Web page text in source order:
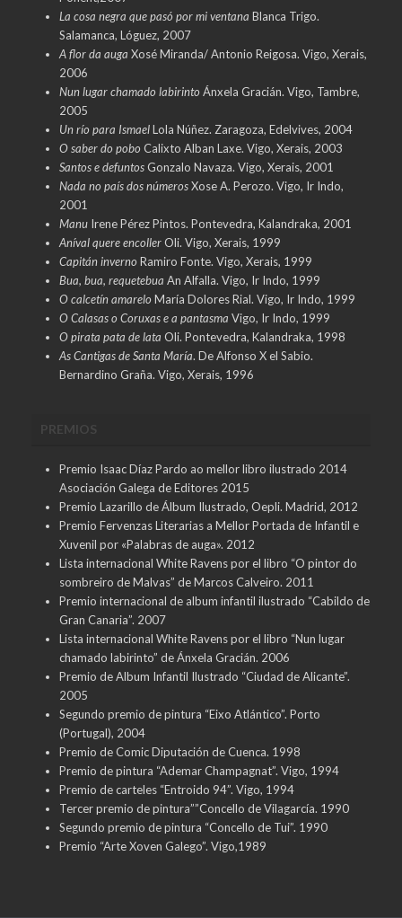
La cosa negra que pasó por mi ventana Blanca Trigo.
Salamanca, Lóguez, 2007
A flor da auga Xosé Miranda/ Antonio Reigosa. Vigo, Xerais,
2006
Nun lugar chamado labirinto Ánxela Gracián. Vigo, Tambre,
2005
Un río para IsmaelLola Núñez. Zaragoza, Edelvives, 2004
O saber do pobo Calixto Alban Laxe. Vigo, Xerais, 2003
Santos e defuntosGonzalo Navaza. Vigo, Xerais, 2001
Nada no país dos númerosXose A. Perozo. Vigo, Ir Indo,
2001
ManuIrene Pérez Pintos. Pontevedra, Kalandraka, 2001
Aníval quere encollerOli. Vigo, Xerais, 1999
Capitán inverno Ramiro Fonte. Vigo, Xerais, 1999
Bua, bua, requetebua An Alfalla. Vigo, Ir Indo, 1999
O calcetín amarelo María Dolores Rial. Vigo, Ir Indo, 1999
O Calasas o Coruxas e a pantasma Vigo, Ir Indo, 1999
O pirata pata de lata Oli. Pontevedra, Kalandraka, 1998
As Cantigas de Santa María. De Alfonso X el Sabio.
Bernardino Graña. Vigo, Xerais, 1996
PREMIOS
Premio Isaac Díaz Pardo ao mellor libro ilustrado 2014
Asociación Galega de Editores 2015
Premio Lazarillo de Álbum Ilustrado, Oepli. Madrid, 2012
Premio Fervenzas Literarias a Mellor Portada de Infantil e
Xuvenil por «Palabras de auga». 2012
Lista internacional White Ravens por el libro “O pintor do
sombreiro de Malvas” de Marcos Calveiro. 2011
Premio internacional de album infantil ilustrado “Cabildo de
Gran Canaria”. 2007
Lista internacional White Ravens por el libro “Nun lugar
chamado labirinto” de Ánxela Gracián. 2006
Premio de Album Infantil Ilustrado “Ciudad de Alicante”.
2005
Segundo premio de pintura “Eixo Atlántico”. Porto
(Portugal), 2004
Premio de Comic Diputación de Cuenca. 1998
Premio de pintura “Ademar Champagnat”. Vigo, 1994
Premio de carteles “Entroido 94”. Vigo, 1994
Tercer premio de pintura””Concello de Vilagarcía. 1990
Segundo premio de pintura “Concello de Tui”. 1990
Premio “Arte Xoven Galego”. Vigo,1989